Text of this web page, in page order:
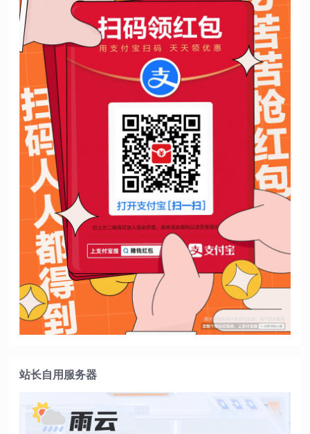
站长自用服务器